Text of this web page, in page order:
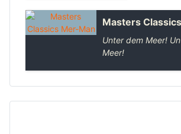
Masters
Unter dem Meer!
Meer!